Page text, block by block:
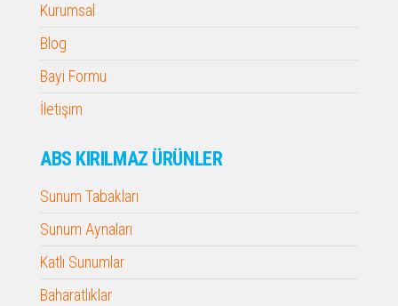
Kurumsal
Blog
Bayi Formu
İletişim
ABS KIRILMAZ ÜRÜNLER
Sunum Tabakları
Sunum Aynaları
Katlı Sunumlar
Baharatlıklar